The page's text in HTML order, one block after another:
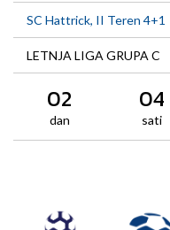
SC Hattrick, II Teren 4+1
LETNJA LIGA GRUPA C
02
dan
04
sati